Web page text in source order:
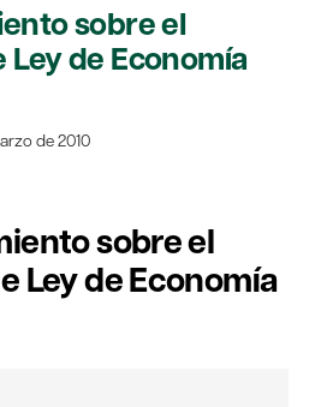
sobre el
de Economía
de 2010
sobre el
Ley de Economía